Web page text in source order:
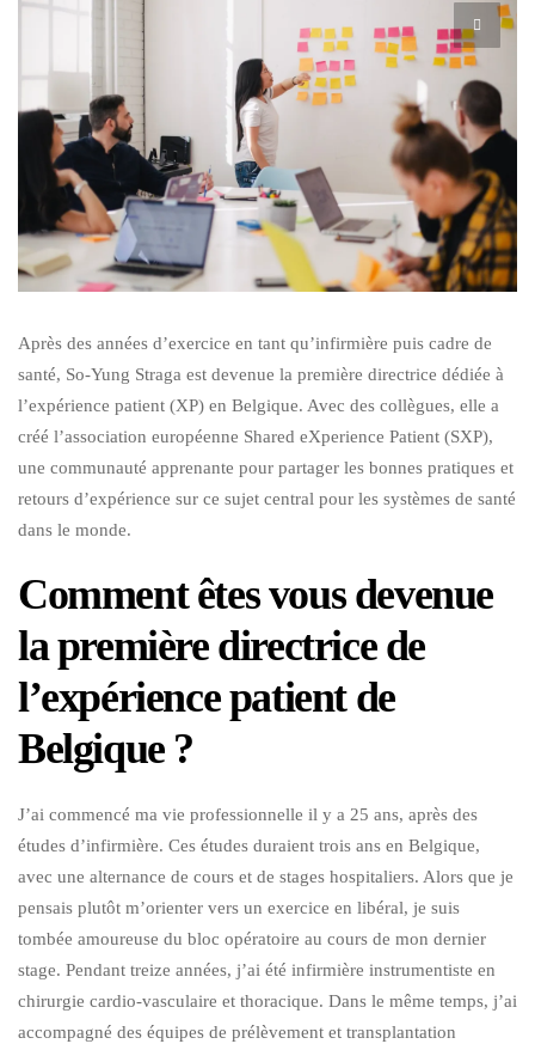
Après des années d’exercice en tant qu’infirmière puis cadre de
santé, So-Yung Straga est devenue la première directrice dédiée à
l’expérience patient (XP) en Belgique. Avec des collègues, elle a
créé l’association européenne Shared eXperience Patient (SXP),
une communauté apprenante pour partager les bonnes pratiques et
retours d’expérience sur ce sujet central pour les systèmes de santé
dans le monde.
Comment êtes vous devenue
la première directrice de
l’expérience patient de
Belgique ?
J’ai commencé ma vie professionnelle il y a 25 ans, après des
études d’infirmière. Ces études duraient trois ans en Belgique,
avec une alternance de cours et de stages hospitaliers. Alors que je
pensais plutôt m’orienter vers un exercice en libéral, je suis
tombée amoureuse du bloc opératoire au cours de mon dernier
stage. Pendant treize années, j’ai été infirmière instrumentiste en
chirurgie cardio-vasculaire et thoracique. Dans le même temps, j’ai
accompagné des équipes de prélèvement et transplantation